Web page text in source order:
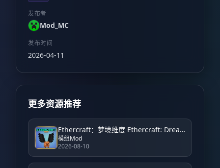
发布者
Mod_MC
发布时间
2026-04-11
更多资源推荐
Ethercraft：梦境维度 Ethercraft: Dream Dimension
模组Mod
2026-08-10